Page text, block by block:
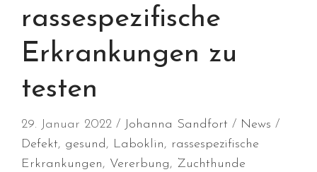
Blog
Durchmarsch und Urlaubsgefühle
rassespezifische
Erkrankungen zu
testen
29. Januar 2022 Johanna Sandfort
News
Defekt, gesund, Laboklin, rassespezifische
Erkrankungen, Vererbung, Zuchthunde